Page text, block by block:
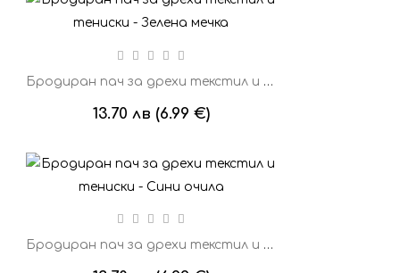
Бродиран пач за дрехи текстил и тениски - Зелена мечка
13.70 лв (6.99 €)
Бродиран пач за дрехи текстил и тениски - Сини очила